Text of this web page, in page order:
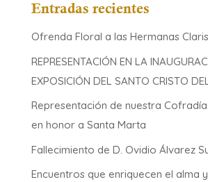
Entradas recientes
Ofrenda Floral a las Hermanas
REPRESENTACIÓN EN LA
EXPOSICIÓN DEL SANTO CRISTO
Representación de nuestra
en honor a Santa Marta
Fallecimiento de D. Ovidio Álvarez
Encuentros que enriquecen el alma